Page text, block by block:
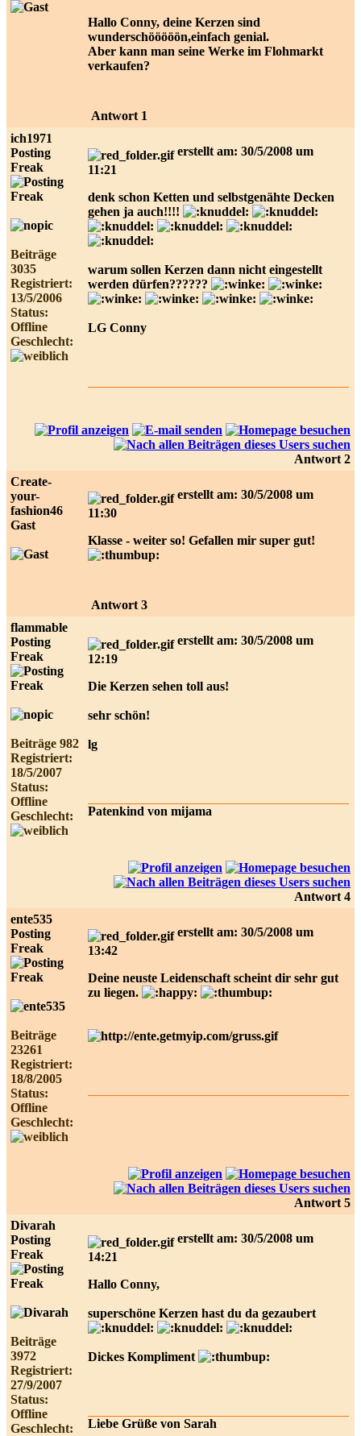
Hallo Conny, deine Kerzen sind
wunderschööööön,einfach genial.
Aber kann man seine Werke im Flohmarkt
verkaufen?
Antwort 1
ich1971
Posting
Freak
Beiträge
3035
Registriert:
13/5/2006
Status:
Offline
Geschlecht:
erstellt am: 30/5/2008 um
11:21
denk schon Ketten und selbstgenähte Decken
gehen ja auch!!!!
warum sollen Kerzen dann nicht eingestellt
werden dürfen??????
LG Conny
Antwort 2
Create-
your-
fashion46
Gast
erstellt am: 30/5/2008 um
11:30
Klasse - weiter so! Gefallen mir super gut!
Antwort 3
flammable
Posting
Freak
Beiträge 982
Registriert:
18/5/2007
Status:
Offline
Geschlecht:
erstellt am: 30/5/2008 um
12:19
Die Kerzen sehen toll aus!
sehr schön!
lg
Patenkind von mijama
Antwort 4
ente535
Posting
Freak
Beiträge
23261
Registriert:
18/8/2005
Status:
Offline
Geschlecht:
erstellt am: 30/5/2008 um
13:42
Deine neuste Leidenschaft scheint dir sehr gut
zu liegen.
Antwort 5
Divarah
Posting
Freak
Beiträge
3972
Registriert:
27/9/2007
Status:
Offline
Geschlecht:
erstellt am: 30/5/2008 um
14:21
Hallo Conny,
superschöne Kerzen hast du da gezaubert
Dickes Kompliment
Liebe Grüße von Sarah